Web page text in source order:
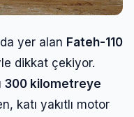
yer alan Fateh-110
dikkat çekiyor.
300 kilometreye
katı yakıtlı motor